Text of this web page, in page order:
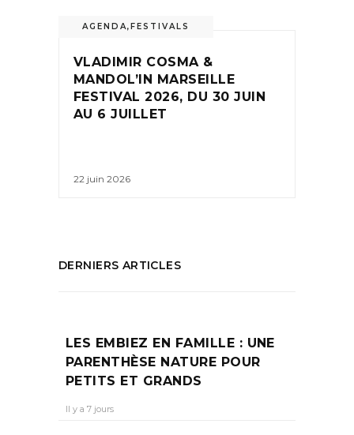
AGENDA, FESTIVALS
VLADIMIR COSMA &
MANDOL’IN MARSEILLE
FESTIVAL 2026, DU 30 JUIN
AU 6 JUILLET
22 juin 2026
DERNIERS ARTICLES
LES EMBIEZ EN FAMILLE : UNE
PARENTHÈSE NATURE POUR
PETITS ET GRANDS
Il y a 7 jours